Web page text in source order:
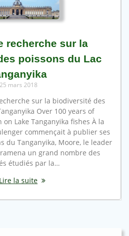
recherche sur la
poissons du Lac
25 mars 2018
sur la biodiversité des
Over 100 years of
Lake Tanganyika fishes À la
commençait à publier ses
du Tanganyika, Moore, le leader
un grand nombre des
étudiés par la…
Lire la suite